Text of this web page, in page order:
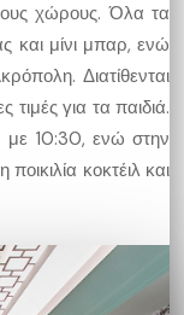
χώρους. Όλα τα
και μίνι μπαρ, ενώ
Διατίθενται
τιμές για τα παιδιά.
με 10:30, ενώ στην
κοκτέιλ και